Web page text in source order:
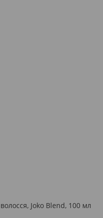
Joko Blend, 100 мл